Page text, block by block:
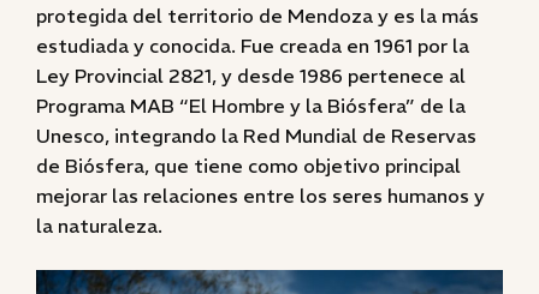
protegida del territorio de Mendoza y es la más
estudiada y conocida. Fue creada en 1961 por la
Ley Provincial 2821, y desde 1986 pertenece al
Programa MAB “El Hombre y la Biósfera” de la
Unesco, integrando la Red Mundial de Reservas
de Biósfera, que tiene como objetivo principal
mejorar las relaciones entre los seres humanos y
la naturaleza.